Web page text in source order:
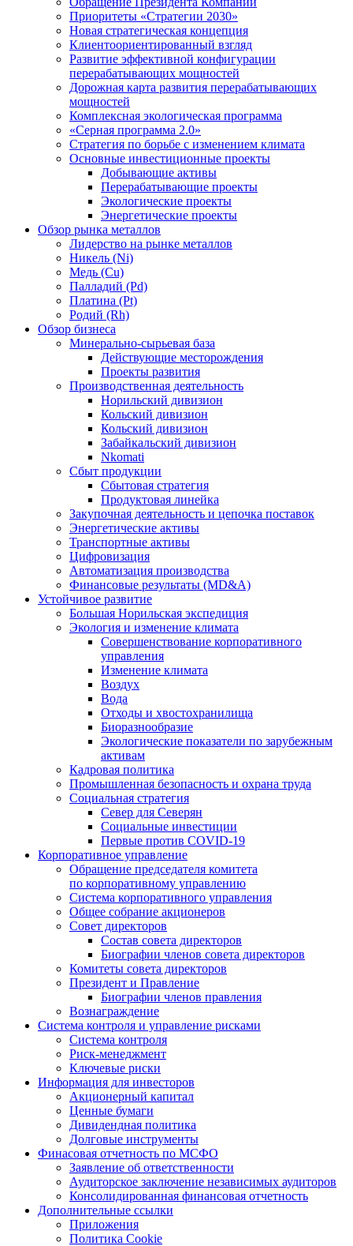
Приоритеты «Стратегии 2030»
Новая стратегическая концепция
Клиентоориентированный взгляд
Развитие эффективной конфигурации
перерабатывающих мощностей
Дорожная карта развития перерабатывающих
мощностей
Комплексная экологическая программа
«Серная программа 2.0»
Стратегия по борьбе с изменением климата
Основные инвестиционные проекты
Добывающие активы
Перерабатывающие проекты
Экологические проекты
Энергетические проекты
Обзор рынка металлов
Лидерство на рынке металлов
Никель (Ni)
Медь (Cu)
Палладий (Pd)
Платина (Pt)
Родий (Rh)
Обзор бизнеса
Минерально-сырьевая база
Действующие месторождения
Проекты развития
Производственная деятельность
Норильский дивизион
Кольский дивизион
Кольский дивизион
Забайкальский дивизион
Nkomati
Сбыт продукции
Сбытовая стратегия
Продуктовая линейка
Закупочная деятельность и цепочка поставок
Энергетические активы
Транспортные активы
Цифровизация
Автоматизация производства
Финансовые результаты (MD&A)
Устойчивое развитие
Большая Норильская экспедиция
Экология и изменение климата
Совершенствование корпоративного
управления
Изменение климата
Воздух
Вода
Отходы и хвостохранилища
Биоразнообразие
Экологические показатели по зарубежным
активам
Кадровая политика
Промышленная безопасность и охрана труда
Социальная стратегия
Север для Северян
Социальные инвестиции
Первые против COVID‑19
Корпоративное управление
Обращение председателя комитета
по корпоративному управлению
Система корпоративного управления
Общее собрание акционеров
Совет директоров
Состав совета директоров
Биографии членов совета директоров
Комитеты совета директоров
Президент и Правление
Биографии членов правления
Вознаграждение
Система контроля и управление рисками
Система контроля
Риск-менеджмент
Ключевые риски
Информация для инвесторов
Акционерный капитал
Ценные бумаги
Дивидендная политика
Долговые инструменты
Финасовая отчетность по МСФО
Заявление об ответственности
Аудиторское заключение независимых аудиторов
Консолидированная финансовая отчетность
Дополнительные ссылки
Приложения
Политика Cookie